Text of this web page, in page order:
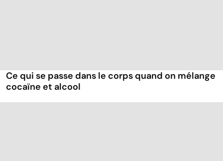
Ce qui se passe dans le corps quand on mélange
cocaïne et alcool